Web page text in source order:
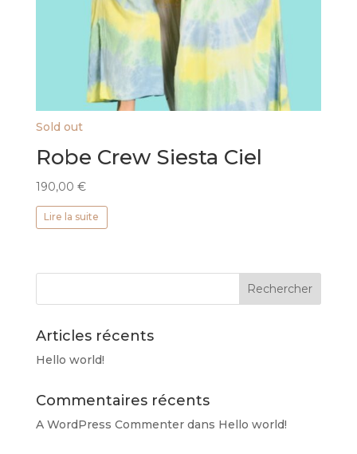
Sold out
Robe Crew Siesta Ciel
190,00 €
Lire la suite
Articles récents
Hello world!
Commentaires récents
A WordPress Commenterdans Hello world!